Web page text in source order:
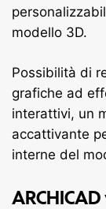
modello 3D.
Possibilità di
grafiche ad
interattivi, un
accattivante
interne del